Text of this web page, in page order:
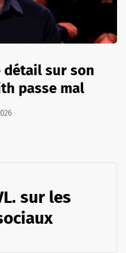
détail sur son
passe mal
sur les